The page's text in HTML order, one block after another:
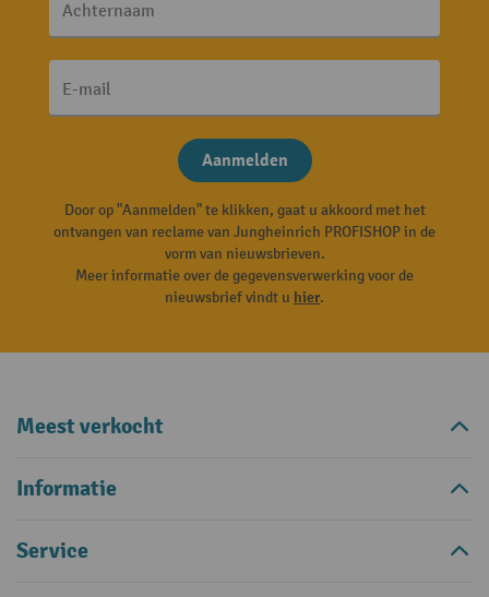
Achternaam
E-mail
Aanmelden
Door op "Aanmelden" te klikken, gaat u akkoord met het
ontvangen van reclame van Jungheinrich PROFISHOP in de
vorm van nieuwsbrieven.
Meer informatie over de gegevensverwerking voor de
nieuwsbrief vindt u hier.
Meest verkocht
Informatie
Service